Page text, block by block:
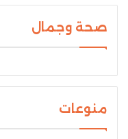
صحة وجمال
منوعات